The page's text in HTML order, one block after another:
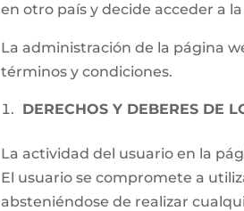
en otro país y decide acceder a
La administración de la página
términos y condiciones.
DERECHOS Y DEBERES DE
La actividad del usuario en la
El usuario se compromete a
absteniéndose de realizar